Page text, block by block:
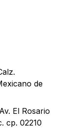
de
El Rosario
cp. 02210